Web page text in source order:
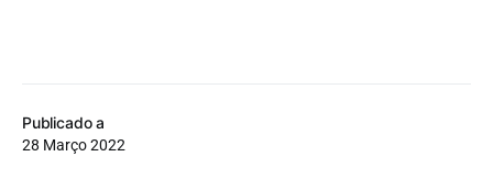
Publicado a
28 Março 2022